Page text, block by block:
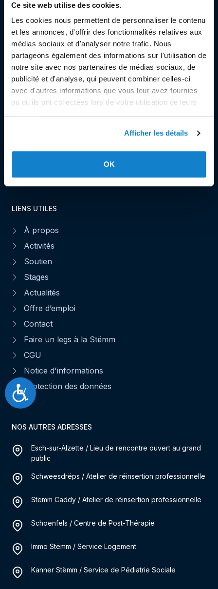
Ce site web utilise des cookies.
Les cookies nous permettent de personnaliser le contenu
et les annonces, d'offrir des fonctionnalités relatives aux
médias sociaux et d'analyser notre trafic. Nous
partageons également des informations sur l'utilisation de
notre site avec nos partenaires de médias sociaux, de
publicité et d'analyse, qui peuvent combiner celles-ci
avec d'autres informations que vous leur avez fournies
ou qu'ils ont collectées lors de votre utilisation de leurs
Afficher les détails
OK
Accessibilité
SIÈGE SOCIAL
Siège Social et Secrétariat
7, rue de la Fonderie
L-1531 Luxembourg
LIENS UTILES
À propos
Activités
Soutien
Stages
Actualités
Offre d’emploi
Contact
Faire un legs à la Stëmm
CGU
Notice d'informations
Protection des données
NOS AUTRES ADRESSES
Esch-sur-Alzette / Lieu de rencontre ouvert au grand
public
Schweesdrëps / Atelier de réinsertion professionnelle
Stëmm Caddy / Atelier de réinsertion professionnelle
Schoenfels / Centre de Post-Thérapie
Immo Stëmm / Service Logement
Kanner Stëmm / Service de Pédiatrie Sociale